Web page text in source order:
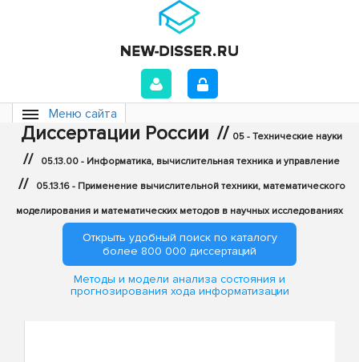
Меню сайта
Диссертации России // 05 - Технические науки
// 05.13.00 - Информатика, вычислительная техника и управление
// 05.13.16 - Применение вычислительной техники, математического
моделирования и математических методов в научных исследованиях
Открыть удобный поиск по каталогу
более 800 000 диссертаций
Методы и модели анализа состояния и
прогнозирования хода информатизации